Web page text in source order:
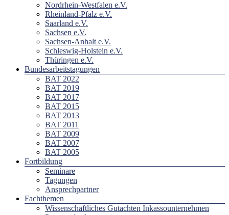
Nordrhein-Westfalen e.V.
Rheinland-Pfalz e.V.
Saarland e.V.
Sachsen e.V.
Sachsen-Anhalt e.V.
Schleswig-Holstein e.V.
Thüringen e.V.
Bundesarbeitstagungen
BAT 2022
BAT 2019
BAT 2017
BAT 2015
BAT 2013
BAT 2011
BAT 2009
BAT 2007
BAT 2005
Fortbildung
Seminare
Tagungen
Ansprechpartner
Fachthemen
Wissenschaftliches Gutachten Inkassounternehmen